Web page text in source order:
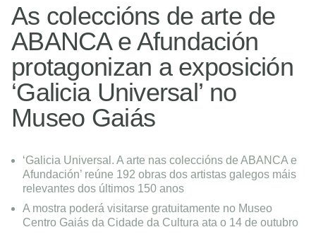
As coleccións de arte de
ABANCA e Afundación
protagonizan a exposición
‘Galicia Universal’ no
Museo Gaiás
‘Galicia Universal. A arte nas coleccións de ABANCA e
Afundación’ reúne 192 obras dos artistas galegos máis
relevantes dos últimos 150 anos
A mostra poderá visitarse gratuitamente no Museo
Centro Gaiás da Cidade da Cultura ata o 14 de outubro